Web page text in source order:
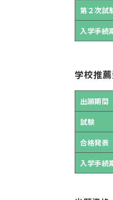
第２次試
入学手続
学校推
出願期間
試験
合格発表
入学手続